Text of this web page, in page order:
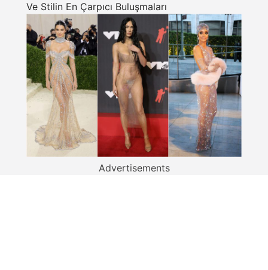
Ve Stilin En Çarpıcı Buluşmaları
Advertisements